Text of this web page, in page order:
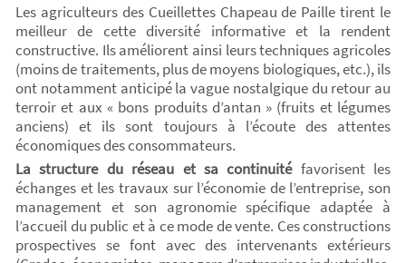
Les agriculteurs des Cueillettes Chapeau de Paille tirent le
meilleur de cette diversité informative et la rendent
constructive. Ils améliorent ainsi leurs techniques agricoles
(moins de traitements, plus de moyens biologiques, etc.), ils
ont notamment anticipé la vague nostalgique du retour au
terroir et aux « bons produits d’antan » (fruits et légumes
anciens) et ils sont toujours à l’écoute des attentes
économiques des consommateurs.
La structure du réseau et sa continuité favorisent les
échanges et les travaux sur l’économie de l’entreprise, son
management et son agronomie spécifique adaptée à
l’accueil du public et à ce mode de vente. Ces constructions
prospectives se font avec des intervenants extérieurs